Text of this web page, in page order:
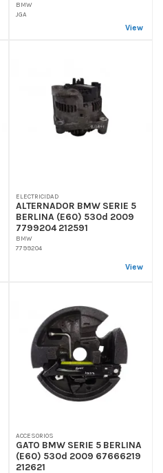
BMW
JGA
View
ELECTRICIDAD
ALTERNADOR BMW SERIE 5
BERLINA (E60) 530d 2009
7799204 212591
BMW
7799204
View
ACCESORIOS
GATO BMW SERIE 5 BERLINA
(E60) 530d 2009 67666219
212621